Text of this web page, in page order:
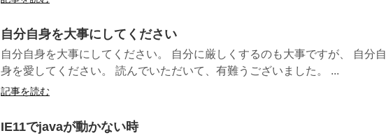
自分自身を大事にしてください
自分自身を大事にしてください。 自分に厳しくするのも大事ですが、 自分自
身を愛してください。 読んでいただいて、有難うございました。 ...
記事を読む
IE11でjavaが動かない時